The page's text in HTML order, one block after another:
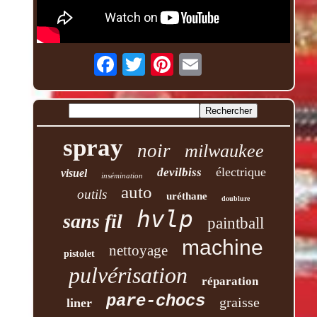
spray noir milwaukee
visuel insémination devilbiss électrique
outils auto uréthane doublure
sans fil hvlp paintball
pistolet nettoyage machine
pulvérisation réparation
liner pare-chocs graisse